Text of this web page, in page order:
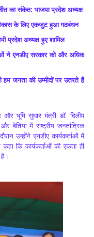
का संकेत: भाजपा प्रदेश अध्यक्ष
के लिए एकजुट हुआ गठबंधन
प्रदेश अध्यक्ष हुए शामिल
ने एनडीए सरकार को और अधिक
हम जनता की उम्मीदों पर उतरते हैं
भूमि सुधार मंत्री डॉ. दिलीप
बेतिया में राष्ट्रीय जनतांत्रिक
उन्होंने एनडीए कार्यकर्ताओं में
कि कार्यकर्ताओं की एकता ही